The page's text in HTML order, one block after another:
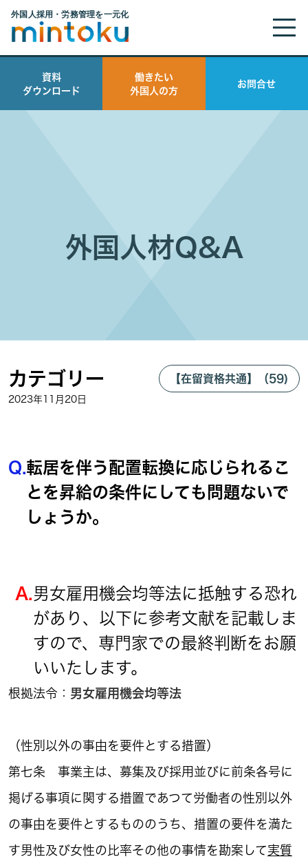
資料
ダウンロード
働きたい
外国人の方
お問合せ
外国人材Q&A
カテゴリー 【在留資格共通】（59)
2023年11月20日
Q.転居を伴う配置転換に応じられるこ
とを昇給の条件にしても問題ないで
しょうか。
A.男女雇用機会均等法に抵触する恐れ
があり、以下に参考文献を記載しま
すので、専門家での最終判断をお願
いいたします。
根拠法令： 男女雇用機会均等法
（性別以外の事由を要件とする措置）
第七条 事業主は、募集及び採用並びに前条各号に
掲げる事項に関する措置であつて労働者の性別以外
の事由を要件とするもののうち、措置の要件を満た
す男性及び女性の比率その他の事情を勘案して実質